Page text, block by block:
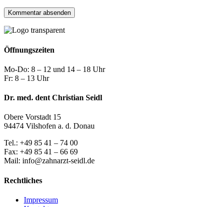
Öffnungszeiten
Mo-Do: 8 – 12 und 14 – 18 Uhr
Fr: 8 – 13 Uhr
Dr. med. dent Christian Seidl
Obere Vorstadt 15
94474 Vilshofen a. d. Donau
Tel.: +49 85 41 – 74 00
Fax: +49 85 41 – 66 69
Mail: info@zahnarzt-seidl.de
Rechtliches
Impressum